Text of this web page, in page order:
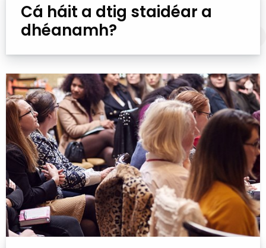
Cá háit a dtig staidéar a
dhéanamh?